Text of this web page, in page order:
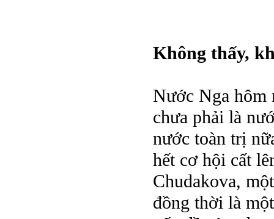
Không thấy,
Nước Nga hôm
chưa phải là
nước toàn trị
hết cơ hội cất
Chudakova,
đồng thời là